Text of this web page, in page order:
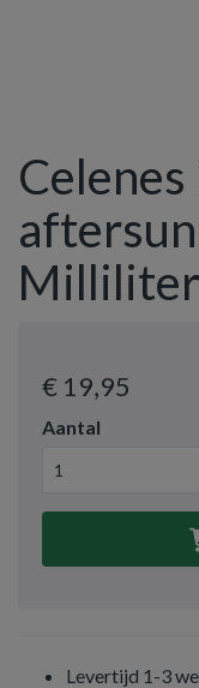
Milliliter
€ 19,95
Aantal
Levertijd 1-3